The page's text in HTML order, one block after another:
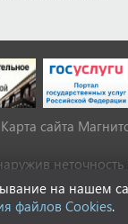
Карта сайта
неточность
на нашем
файлов Cookies.